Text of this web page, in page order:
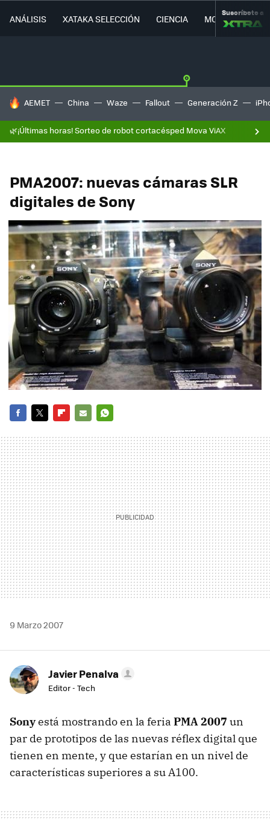
ANÁLISIS XATAKA SELECCIÓN CIENCIA MOVILIDAD
Suscríbete a
HOY SE HABLA DE
AEMET China Waze Fallout Generación Z
🌿¡Últimas horas! Sorteo de robot cortacésped Mova ViAX
PMA2007: nuevas cámaras SLR
digitales de Sony
MAIL
9 Marzo 2007
Javier Penalva
Editor - Tech
Sonyestá mostrando en la feria PMA 2007 un
par de prototipos de las nuevas réflex digital que
tienen en mente, y que estarían en un nivel de
características superiores a su A100.